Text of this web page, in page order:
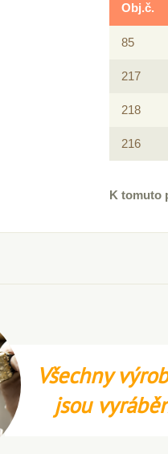
Obj.č.
85
217
218
216
K tomuto
Všechny
jsou